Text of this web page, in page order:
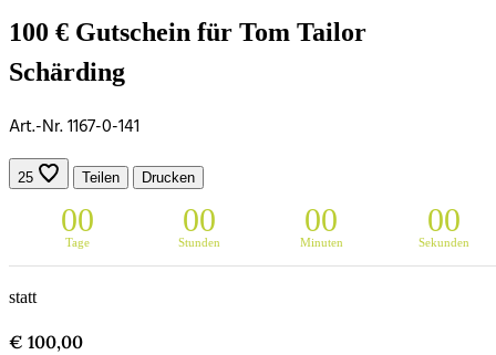
100 € Gutschein für Tom Tailor
Schärding
Art.-Nr. 1167-0-141
25 Teilen Drucken
00
Tage
00
Stunden
00
Minuten
00
Sekunden
statt
€ 100,00